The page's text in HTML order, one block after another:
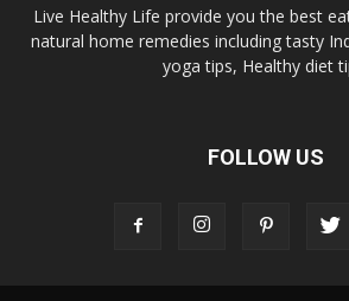
Live Healthy Life provide you the best
natural home remedies including tasty
yoga tips, Healthy diet
FOLLOW US